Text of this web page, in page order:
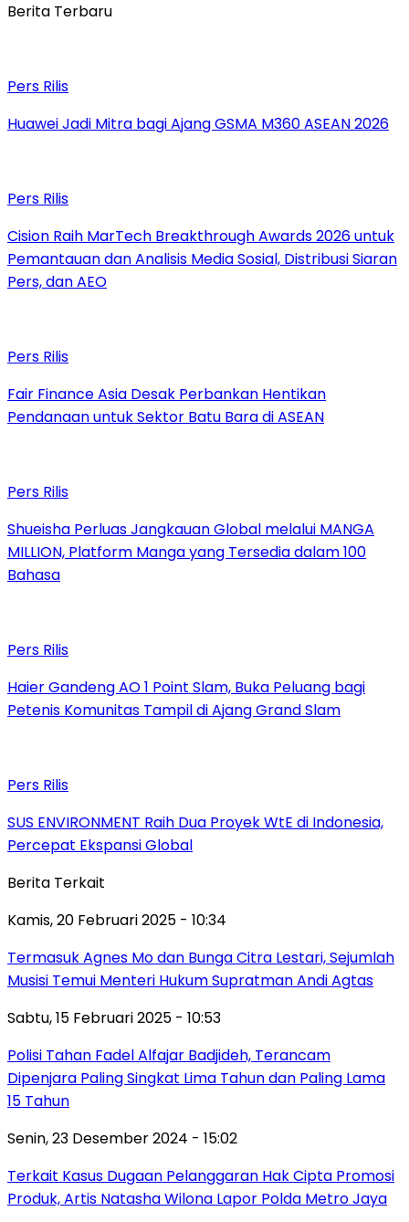
Berita Terbaru
Pers Rilis
Huawei Jadi Mitra bagi Ajang GSMA M360 ASEAN 2026
Pers Rilis
Cision Raih MarTech Breakthrough Awards 2026 untuk
Pemantauan dan Analisis Media Sosial, Distribusi Siaran
Pers, dan AEO
Pers Rilis
Fair Finance Asia Desak Perbankan Hentikan
Pendanaan untuk Sektor Batu Bara di ASEAN
Pers Rilis
Shueisha Perluas Jangkauan Global melalui MANGA
MILLION, Platform Manga yang Tersedia dalam 100
Bahasa
Pers Rilis
Haier Gandeng AO 1 Point Slam, Buka Peluang bagi
Petenis Komunitas Tampil di Ajang Grand Slam
Pers Rilis
SUS ENVIRONMENT Raih Dua Proyek WtE di Indonesia,
Percepat Ekspansi Global
Berita Terkait
Kamis, 20 Februari 2025 - 10:34
Termasuk Agnes Mo dan Bunga Citra Lestari, Sejumlah
Musisi Temui Menteri Hukum Supratman Andi Agtas
Sabtu, 15 Februari 2025 - 10:53
Polisi Tahan Fadel Alfajar Badjideh, Terancam
Dipenjara Paling Singkat Lima Tahun dan Paling Lama
15 Tahun
Senin, 23 Desember 2024 - 15:02
Terkait Kasus Dugaan Pelanggaran Hak Cipta Promosi
Produk, Artis Natasha Wilona Lapor Polda Metro Jaya